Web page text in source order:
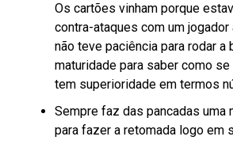
Os cartões vinham porque
contra-ataques com um jogador
não teve paciência para rodar a
maturidade para saber como
tem superioridade em termos
Sempre faz das pancadas uma
para fazer a retomada logo em